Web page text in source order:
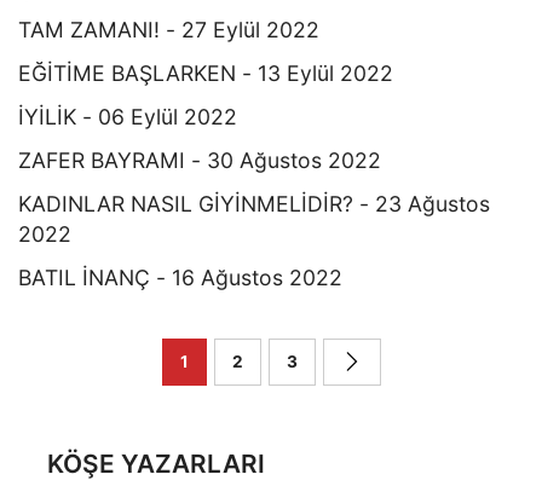
TAM ZAMANI! - 27 Eylül 2022
EĞİTİME BAŞLARKEN - 13 Eylül 2022
İYİLİK - 06 Eylül 2022
ZAFER BAYRAMI - 30 Ağustos 2022
KADINLAR NASIL GİYİNMELİDİR? - 23 Ağustos
2022
BATIL İNANÇ - 16 Ağustos 2022
1 2 3
KÖŞE YAZARLARI